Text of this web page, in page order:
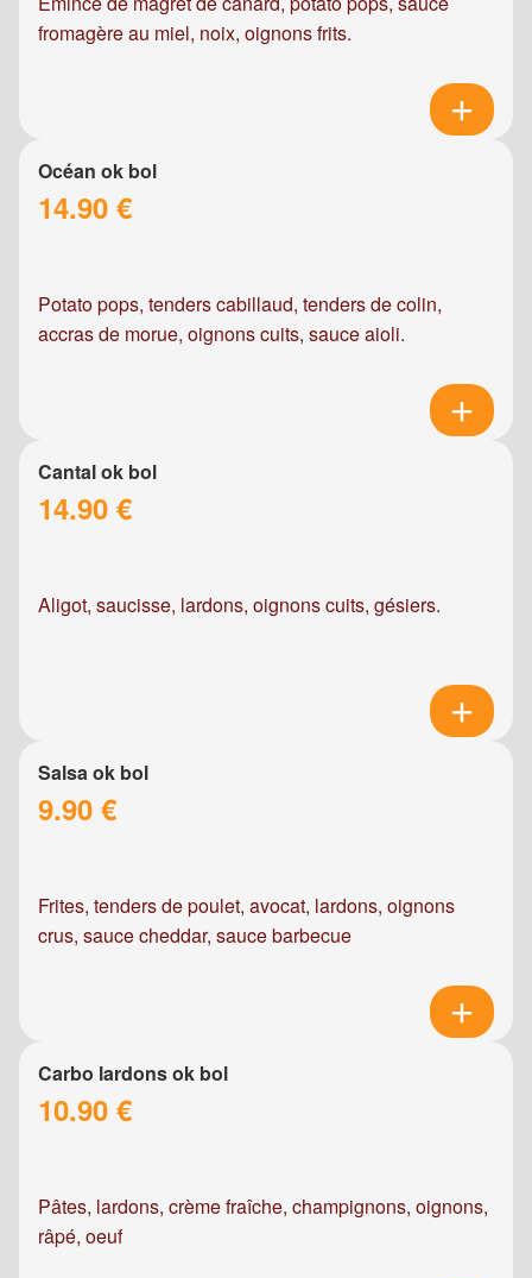
fromagère au miel, noix, oignons frits.
Océan ok bol
14.90 €
Potato pops, tenders cabillaud, tenders de colin,
accras de morue, oignons cuits, sauce aioli.
Cantal ok bol
14.90 €
Aligot, saucisse, lardons, oignons cuits, gésiers.
Salsa ok bol
9.90 €
Frites, tenders de poulet, avocat, lardons, oignons
crus, sauce cheddar, sauce barbecue
Carbo lardons ok bol
10.90 €
Pâtes, lardons, crème fraîche, champignons, oignons,
râpé, oeuf